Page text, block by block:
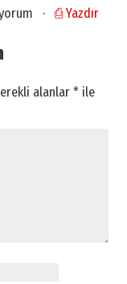
· ⎙ Yazdır
alanlar* ile